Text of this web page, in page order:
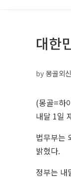
대한
by몽골외
(몽골=하
내달 1일
법무부는
밝혔다.
정부는 내